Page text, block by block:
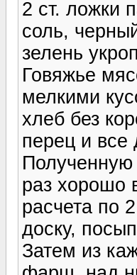
2 ст. ложки
соль,
зелень
Говяжье
мелкими
хлеб без
перец и все
Полученную
раз хорошо
расчета по
доску,
Затем из